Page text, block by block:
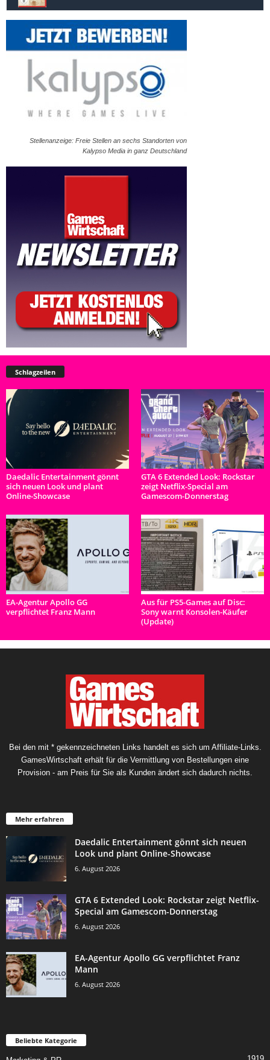
Stellenanzeige: Freie Stellen an sechs Standorten von
Kalypso Media in ganz Deutschland
Schlagzeilen
Daedalic Entertainment gönnt
sich neuen Look und plant
Online-Showcase
GTA 6 Extended Look: Rockstar
zeigt Netflix-Special am
Gamescom-Donnerstag
EA-Agentur Apollo GG
verpflichtet Franz Mann
Aus für PS5-Games auf Disc:
Sony warnt Konsolen-Käufer
(Update)
Bei den mit * gekennzeichneten Links handelt es sich um Affiliate-Links.
GamesWirtschaft erhält für die Vermittlung von Bestellungen eine
Provision - am Preis für Sie als Kunden ändert sich dadurch nichts.
Mehr erfahren
Daedalic Entertainment gönnt sich neuen
Look und plant Online-Showcase
6. August 2026
GTA 6 Extended Look: Rockstar zeigt Netflix-
Special am Gamescom-Donnerstag
6. August 2026
EA-Agentur Apollo GG verpflichtet Franz
Mann
6. August 2026
Beliebte Kategorie